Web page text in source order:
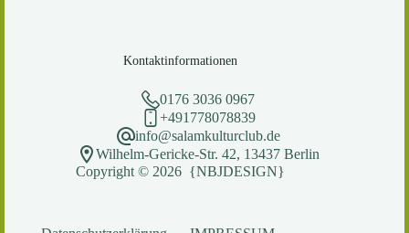
Kontaktinformationen
0176 3036 0967
+491778078839
info@salamkulturclub.de
Wilhelm-Gericke-Str. 42, 13437 Berlin
Copyright © 2026 {NBJDESIGN}